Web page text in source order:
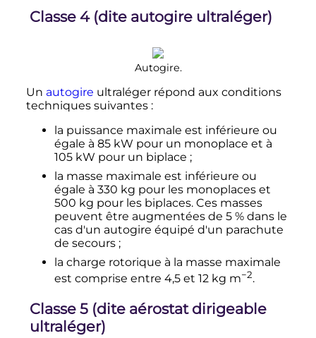
Classe 4 (dite autogire ultraléger)
Autogire.
Un autogire ultraléger répond aux conditions
techniques suivantes :
la puissance maximale est inférieure ou
égale à 85 kW pour un monoplace et à
105 kW pour un biplace ;
la masse maximale est inférieure ou
égale à 330 kg pour les monoplaces et
500 kg pour les biplaces. Ces masses
peuvent être augmentées de 5 % dans le
cas d'un autogire équipé d'un parachute
de secours ;
la charge rotorique à la masse maximale
est comprise entre 4,5 et 12 kg m−2.
Classe 5 (dite aérostat dirigeable
ultraléger)